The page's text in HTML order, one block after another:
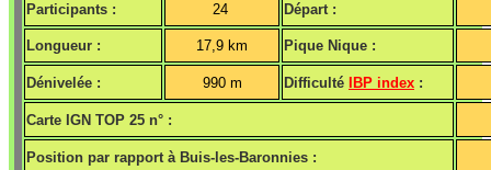
Participants : 24 Départ :
Longueur : 17,9 km Pique Nique :
Dénivelée : 990 m Difficulté IBP index :
Carte IGN TOP 25 n° :
Position par rapport à Buis-les-Baronnies :